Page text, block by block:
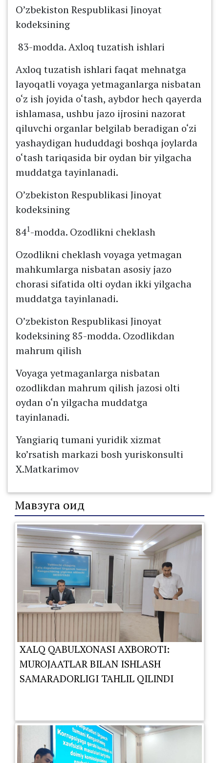
O’zbekiston Respublikasi Jinoyat
kodeksining
83-modda. Axloq tuzatish ishlari
Axloq tuzatish ishlari faqat mehnatga
layoqatli voyaga yetmaganlarga nisbatan
o‘z ish joyida o‘tash, aybdor hech qayerda
ishlamasa, ushbu jazo ijrosini nazorat
qiluvchi organlar belgilab beradigan o‘zi
yashaydigan hududdagi boshqa joylarda
o‘tash tariqasida bir oydan bir yilgacha
muddatga tayinlanadi.
O’zbekiston Respublikasi Jinoyat
kodeksining
841-modda. Ozodlikni cheklash
Ozodlikni cheklash voyaga yetmagan
mahkumlarga nisbatan asosiy jazo
chorasi sifatida olti oydan ikki yilgacha
muddatga tayinlanadi.
O’zbekiston Respublikasi Jinoyat
kodeksining 85-modda. Ozodlikdan
mahrum qilish
Voyaga yetmaganlarga nisbatan
ozodlikdan mahrum qilish jazosi olti
oydan o‘n yilgacha muddatga
tayinlanadi.
Yangiariq tumani yuridik xizmat
ko’rsatish markazi bosh yuriskonsulti
X.Matkarimov
Мавзуга оид
XALQ QABULXONASI AXBOROTI:
MUROJAATLAR BILAN ISHLASH
SAMARADORLIGI TAHLIL QILINDI